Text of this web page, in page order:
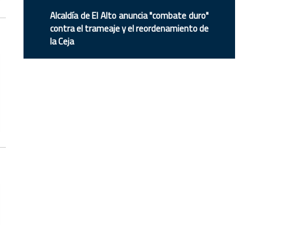
Alcaldía de El Alto anuncia "combate duro"
contra el trameaje y el reordenamiento de
la Ceja